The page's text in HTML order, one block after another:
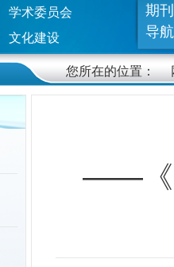
学术委员会
文化建设
期刊
导航
您所在的位置：
——《